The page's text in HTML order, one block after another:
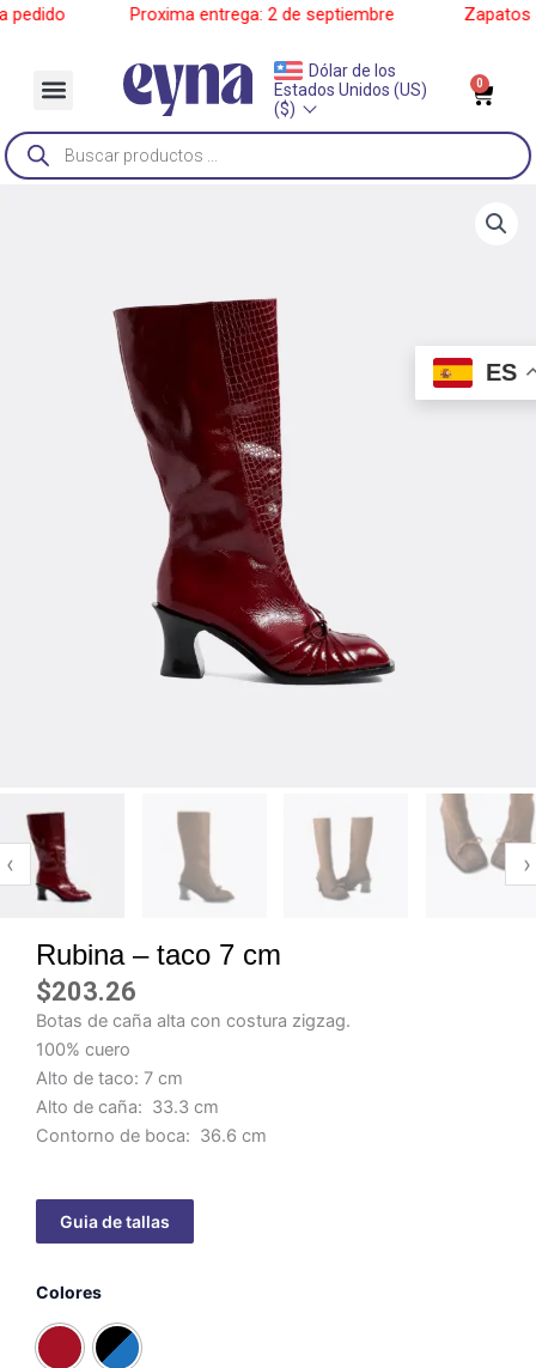
Ir
______ Proxima entrega: 2 de septiembre______ Zapatos a
Menu
Dólar de los
Estados Unidos (US)
($)
0
Búsqueda
de
productos
‹ ›
Rubina – taco 7 cm
$203.26
Botas de caña alta con costura zigzag.
100% cuero
Alto de taco: 7 cm
Alto de caña: 33.3 cm
Contorno de boca: 36.6 cm
Colores
-
taco
7
ES